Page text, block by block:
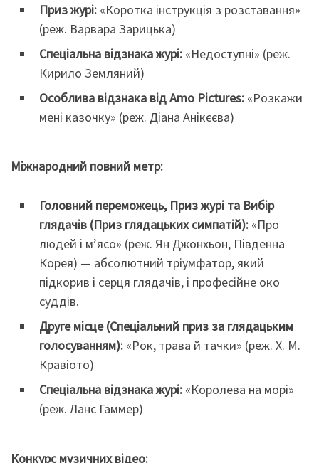
Приз журі: «Коротка інструкція з розставання»
(реж. Варвара Зарицька)
Спеціальна відзнака журі: «Недоступні» (реж.
Кирило Земляний)
Особлива відзнака від Amo Pictures: «Розкажи
мені казочку» (реж. Діана Анікєєва)
Міжнародний повний метр:
Головний переможець, Приз журі та Вибір
глядачів (Приз глядацьких симпатій): «Про
людей і мʼясо» (реж. Ян Джонхьон, Південна
Корея) — абсолютний тріумфатор, який
підкорив і серця глядачів, і професійне око
суддів.
Друге місце (Спеціальний приз за глядацьким
голосуванням): «Рок, трава й тачки» (реж. Х. М.
Кравіото)
Спеціальна відзнака журі: «Королева на морі»
(реж. Ланс Гаммер)
Конкурс музичних відео: